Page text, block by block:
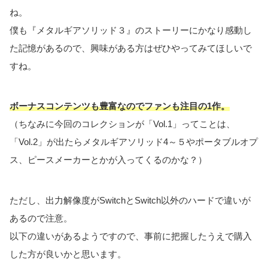
ね。
僕も『メタルギアソリッド３』のストーリーにかなり感動し
た記憶があるので、興味がある方はぜひやってみてほしいで
すね。
ボーナスコンテンツも豊富なのでファンも注目の1作。
（ちなみに今回のコレクションが「Vol.1」ってことは、
「Vol.2」が出たらメタルギアソリッド4～５やポータブルオプ
ス、ピースメーカーとかが入ってくるのかな？）
ただし、出力解像度がSwitchとSwitch以外のハードで違いが
あるので注意。
以下の違いがあるようですので、事前に把握したうえで購入
した方が良いかと思います。